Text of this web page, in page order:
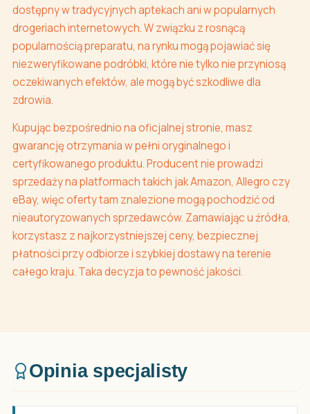
dostępny w tradycyjnych aptekach ani w popularnych
drogeriach internetowych. W związku z rosnącą
popularnością preparatu, na rynku mogą pojawiać się
niezweryfikowane podróbki, które nie tylko nie przyniosą
oczekiwanych efektów, ale mogą być szkodliwe dla
zdrowia.
Kupując bezpośrednio na oficjalnej stronie, masz
gwarancję otrzymania w pełni oryginalnego i
certyfikowanego produktu. Producent nie prowadzi
sprzedaży na platformach takich jak Amazon, Allegro czy
eBay, więc oferty tam znalezione mogą pochodzić od
nieautoryzowanych sprzedawców. Zamawiając u źródła,
korzystasz z najkorzystniejszej ceny, bezpiecznej
płatności przy odbiorze i szybkiej dostawy na terenie
całego kraju. Taka decyzja to pewność jakości.
Opinia specjalisty